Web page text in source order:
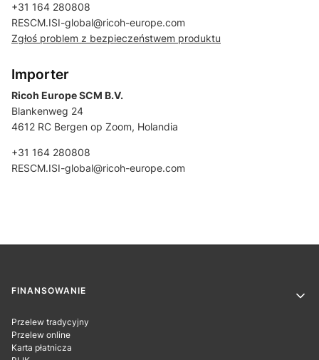
+31 164 280808
RESCM.ISI-global@ricoh-europe.com
Zgłoś problem z bezpieczeństwem produktu
Importer
Ricoh Europe SCM B.V.
Blankenweg 24
4612 RC Bergen op Zoom, Holandia
+31 164 280808
RESCM.ISI-global@ricoh-europe.com
Linki w stopce
FINANSOWANIE
Przelew tradycyjny
Przelew online
Karta płatnicza